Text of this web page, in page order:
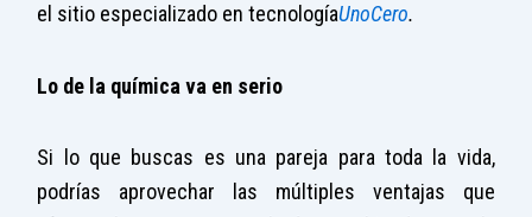
el sitio especializado en tecnologíaUnoCero.
Lo de la química va en serio
Si lo que buscas es una pareja para toda la vida,
podrías aprovechar las múltiples ventajas que